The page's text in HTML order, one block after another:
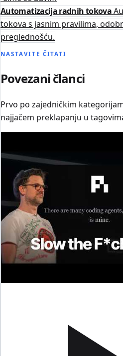
Automatizacija radnih tokova
tokova s jasnim pravilima,
preglednošću.
NASTAVITE ČITATI
Povezani članci
Prvo po zajedničkim
najjačem preklapanju u